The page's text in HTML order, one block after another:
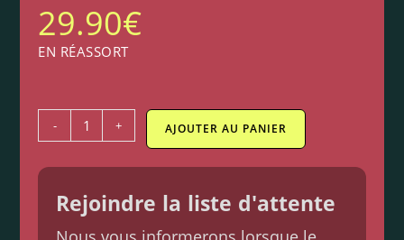
29.90€
EN RÉASSORT
- + AJOUTER AU PANIER
Rejoindre la liste d'attente